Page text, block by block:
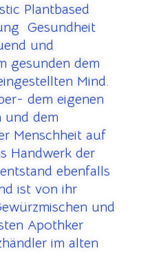
Plantbased
Gesundheit
und
gesunden dem
Mind.
dem eigenen
und dem
Menschheit auf
Handwerk der
ebenfalls
ist von ihr
und
Apothker
im alten